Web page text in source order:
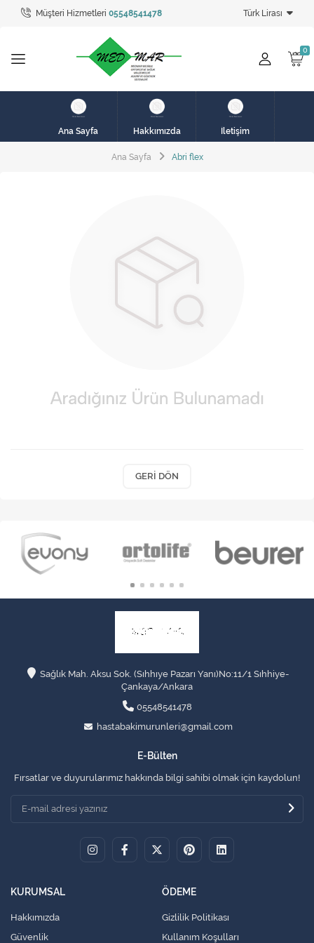
Müşteri Hizmetleri 05548541478 Türk Lirası
Tüm Kategoriler
hasta karyolası
HASTA KARYOLASI
SOLUNUM CİHAZLARI
TANSİYON ALETLERİ
TEKERLEKLİ SANDALYE
VARİS ÇORAPLARI
Ana Sayfa Hakkımızda İletişim
Ana Sayfa Abri flex
GERI DÖN
Sağlık Mah. Aksu Sok. (Sıhhıye Pazarı Yanı)No:11/1 Sıhhiye-
Çankaya/Ankara
05548541478
hastabakimurunleri@gmail.com
E-Bülten
Fırsatlar ve duyurularımız hakkında bilgi sahibi olmak için kaydolun!
KURUMSAL
Hakkımızda
Güvenlik
ÖDEME
Gizlilik Politikası
Kullanım Koşulları